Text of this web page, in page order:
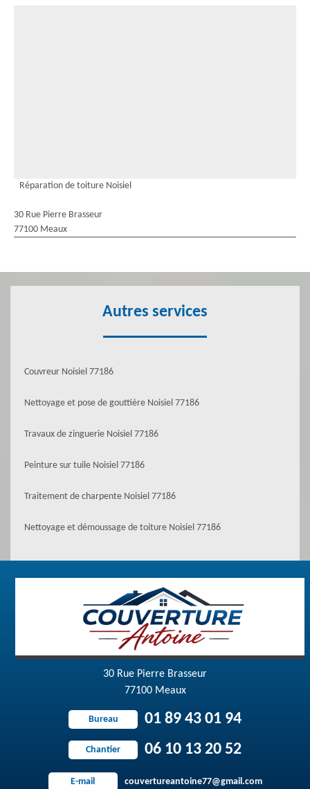
Réparation de toiture Noisiel
30 Rue Pierre Brasseur
77100 Meaux
Autres services
Couvreur Noisiel 77186
Nettoyage et pose de gouttière Noisiel 77186
Travaux de zinguerie Noisiel 77186
Peinture sur tuile Noisiel 77186
Traitement de charpente Noisiel 77186
Nettoyage et démoussage de toiture Noisiel 77186
30 Rue Pierre Brasseur
77100 Meaux
Bureau 01 89 43 01 94
Chantier 06 10 13 20 52
E-mail couvertureantoine77@gmail.com